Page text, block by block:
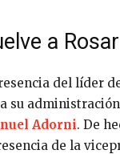
a
del líder
su
Adorni. De
de la